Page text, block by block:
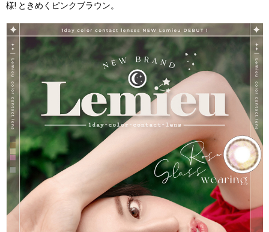
様! ときめくピンクブラウン。